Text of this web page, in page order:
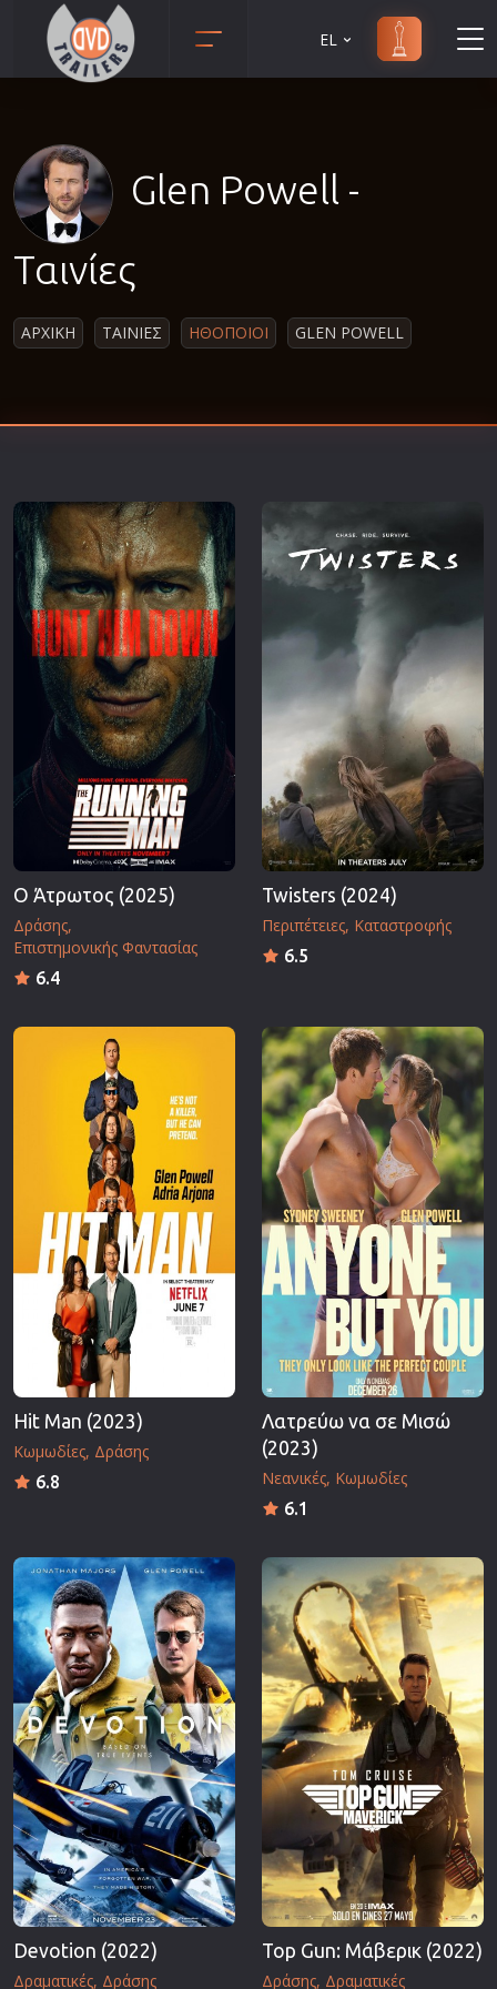
Αισθησιακές
Γουέστερν
Επιστημονικής Φαντασίας
Εποχής
Ερωτικές
Ευρωπαικός Κινηματογράφος
Καταστροφής
Κλασσικές
EL
Glen Powell -
Ταινίες
ΑΡΧΙΚΗ ΤΑΙΝΙΕΣ ΗΘΟΠΟΙΟΙ GLEN POWELL
Ο Άτρωτος (2025)
Δράσης
Επιστημονικής Φαντασίας
6.4
Twisters (2024)
Περιπέτειες Καταστροφής
6.5
Hit Man (2023)
Κωμωδίες Δράσης
6.8
Λατρεύω να σε Μισώ
(2023)
Νεανικές Κωμωδίες
6.1
Devotion (2022)
Δραματικές Δράσης
Top Gun: Μάβερικ (2022)
Δράσης Δραματικές